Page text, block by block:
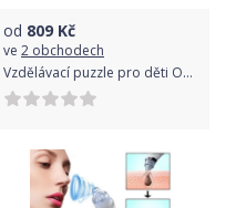
od 809 Kč
ve 2 obchodech
Vzdělávací puzzle pro děti Ohrožené zvířátka Janod 200 ks s figurkami zvířat 50 ks